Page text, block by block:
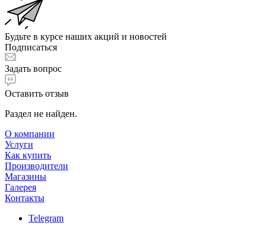
Будьте в курсе наших акций и новостей
Подписаться
Задать вопрос
Оставить отзыв
Раздел не найден.
О компании
Услуги
Как купить
Производители
Магазины
Галерея
Контакты
Telegram